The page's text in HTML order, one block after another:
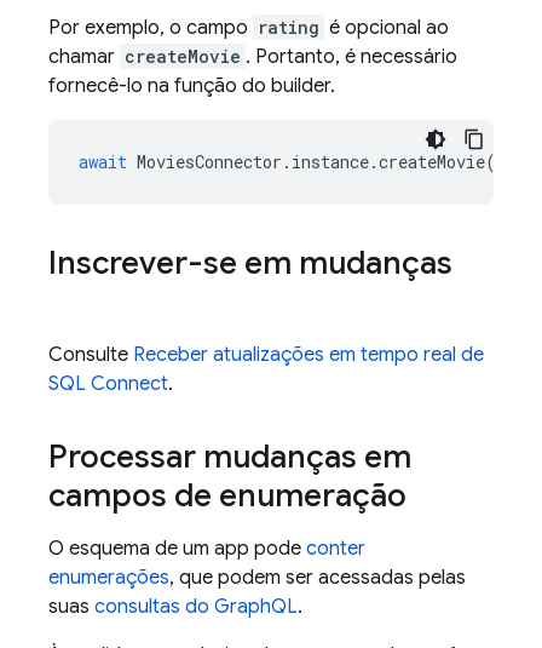
Por exemplo, o campo rating é opcional ao
chamar createMovie . Portanto, é necessário
fornecê-lo na função do builder.
await MoviesConnector . instance.createMovie(
Inscrever-se em mudanças
Consulte Receber atualizações em tempo real de
SQL Connect.
Processar mudanças em
campos de enumeração
O esquema de um app pode conter
enumerações, que podem ser acessadas pelas
suas consultas do GraphQL.